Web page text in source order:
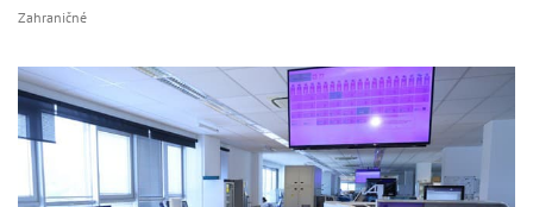
Zahraničné